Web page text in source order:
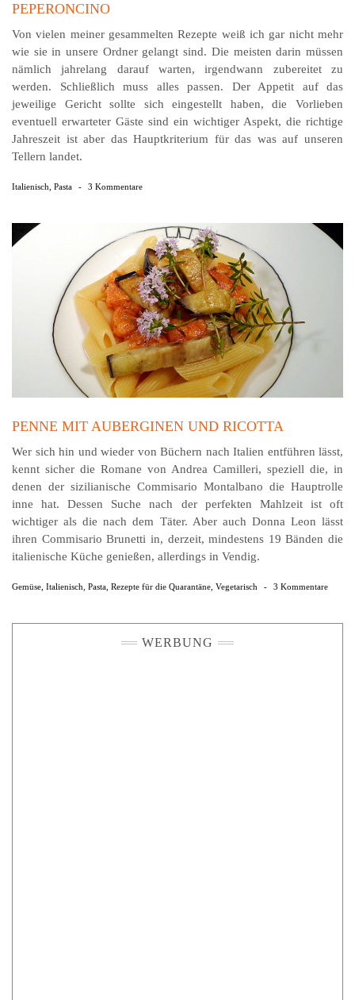
PEPERONCINO
Von vielen meiner gesammelten Rezepte weiß ich gar nicht mehr
wie sie in unsere Ordner gelangt sind. Die meisten darin müssen
nämlich jahrelang darauf warten, irgendwann zubereitet zu
werden. Schließlich muss alles passen. Der Appetit auf das
jeweilige Gericht sollte sich eingestellt haben, die Vorlieben
eventuell erwarteter Gäste sind ein wichtiger Aspekt, die richtige
Jahreszeit ist aber das Hauptkriterium für das was auf unseren
Tellern landet.
Italienisch Pasta - 3 Kommentare
PENNE MIT AUBERGINEN UND RICOTTA
Wer sich hin und wieder von Büchern nach Italien ent­führen lässt,
kennt sicher die Romane von Andrea Camilleri, speziell die, in
denen der sizilianische Commisario Montalbano die Hauptrolle
inne hat. Dessen Suche nach der perfekten Mahlzeit ist oft
wichtiger als die nach dem Täter. Aber auch Donna Leon lässt
ihren Commisario Brunetti in, derzeit, mindestens 19 Bänden die
italienische Küche genießen, allerdings in Vendig.
Gemüse Italienisch Pasta Rezepte für die Quarantäne Vegetarisch - 3 Kommentare
WERBUNG